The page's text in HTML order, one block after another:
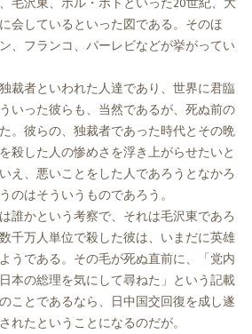
会しているといった図である。そのほ
、フランコ、パーレビなどが挙がってい
裁者といわれた人達であり、世界に君臨
いった彼らも、当然であるが、死ぬ前の
。彼らの、独裁者であった時代とその晩
殺した人の惨めさを浮き上がらせたいと
え、悪いことをした人であろうとなかろ
のはそういうものであろう。
誰かという考察で、それは毛沢東であろ
千万人単位で殺した彼は、いまだに英雄
うである。その毛が死ぬ直前に、「党内
本の総理を気にして尋ねた」という記載
ことであるなら、日中国交回復を成し遂
れたということになるのだが。